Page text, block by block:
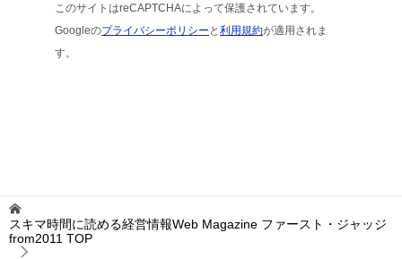
このサイトはreCAPTCHAによって保護されています。
Googleのプライバシーポリシー と利用規約が適用されま
す。
スキマ時間に読める経営情報Web Magazine ファースト・ジャッジ
from2011 TOP